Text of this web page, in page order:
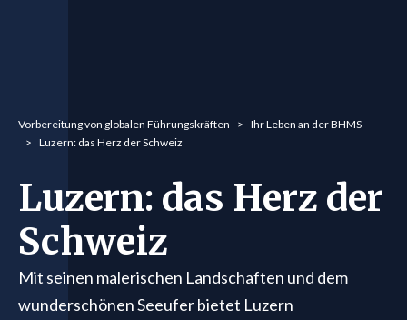
You are here:
Vorbereitung von globalen Führungskräften
Ihr Leben an der BHMS
Luzern: das Herz der Schweiz
Luzern: das Herz der
Schweiz
Mit seinen malerischen Landschaften und dem
wunderschönen Seeufer bietet Luzern